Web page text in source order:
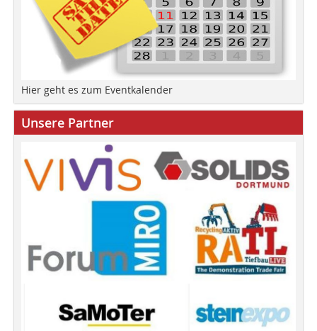
Hier geht es zum Eventkalender
Unsere Partner